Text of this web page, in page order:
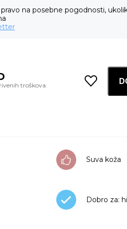
na posebne pogodnosti,
Carrot
Carotene
Suva koža
Dobro za: